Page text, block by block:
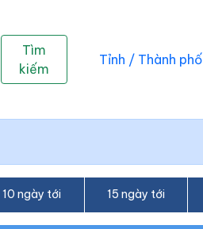
Tìm
kiếm
Tỉnh / Thành phố
10 ngày tới 15 ngày tới